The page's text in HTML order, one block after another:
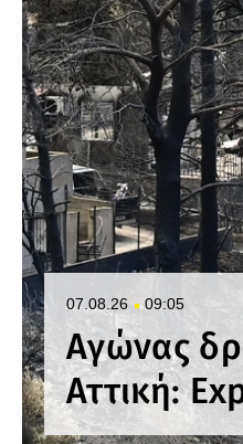
07.08.26 09:05
Αγώνας
Αττική: